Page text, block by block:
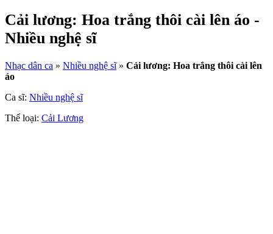
Cải lương: Hoa trắng thôi cài lên áo -
Nhiều nghệ sĩ
Nhạc dân ca » Nhiều nghệ sĩ» Cải lương: Hoa trắng thôi cài lên
áo
Ca sĩ: Nhiều nghệ sĩ
Thể loại: Cải Lương